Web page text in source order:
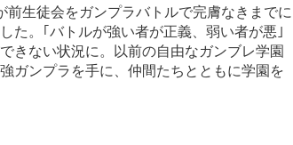
生徒会をガンプラバトルで完膚なきまでに
た。｢バトルが強い者が正義、弱い者が悪｣
きない状況に。以前の自由なガンブレ学園
ガンプラを手に、仲間たちとともに学園を